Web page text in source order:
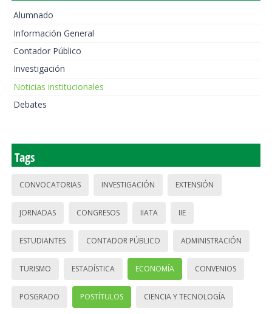
Alumnado
Información General
Contador Público
Investigación
Noticias institucionales
Debates
Tags
CONVOCATORIAS INVESTIGACIÓN EXTENSIÓN
JORNADAS CONGRESOS IIATA IIE
ESTUDIANTES CONTADOR PÚBLICO ADMINISTRACIÓN
TURISMO ESTADÍSTICA ECONOMÍA CONVENIOS
POSGRADO POSTÍTULOS CIENCIA Y TECNOLOGÍA